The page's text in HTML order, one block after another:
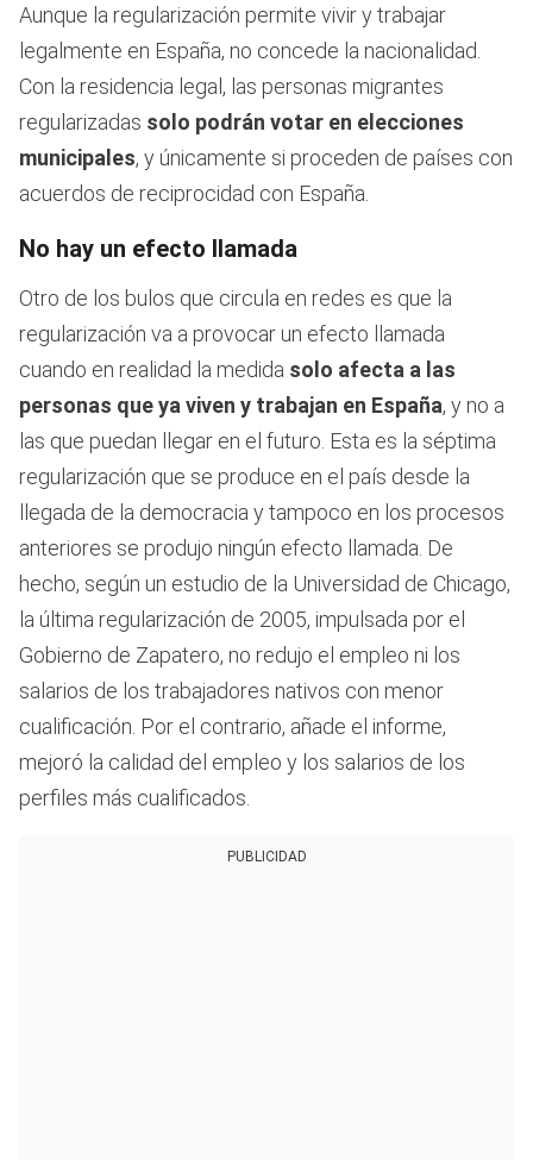
Aunque la regularización permite vivir y trabajar
legalmente en España, no concede la nacionalidad.
Con la residencia legal, las personas migrantes
regularizadas solo podrán votar en elecciones
municipales, y únicamente si proceden de países con
acuerdos de reciprocidad con España.
No hay un efecto llamada
Otro de los bulos que circula en redes es que la
regularización va a provocar un efecto llamada
cuando en realidad la medida solo afecta a las
personas que ya viven y trabajan en España, y no a
las que puedan llegar en el futuro. Esta es la séptima
regularización que se produce en el país desde la
llegada de la democracia y tampoco en los procesos
anteriores se produjo ningún efecto llamada. De
hecho, según un estudio de la Universidad de Chicago,
la última regularización de 2005, impulsada por el
Gobierno de Zapatero, no redujo el empleo ni los
salarios de los trabajadores nativos con menor
cualificación. Por el contrario, añade el informe,
mejoró la calidad del empleo y los salarios de los
perfiles más cualificados.
PUBLICIDAD